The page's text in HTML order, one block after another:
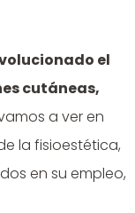
el
cutáneas,
a ver en
la fisioestética,
en su empleo,